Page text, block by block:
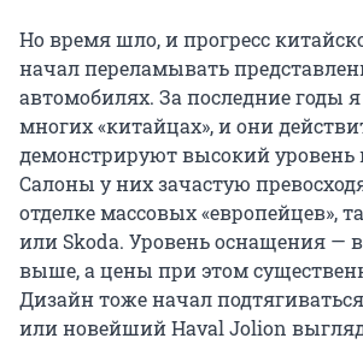
Но время шло, и прогресс
начал переламывать
автомобилях. За последние годы
многих «китайцах», и они
демонстрируют высокий уровень
Салоны у них зачастую
отделке массовых «европейцев»,
или Skoda. Уровень оснащения —
выше, а цены при этом
Дизайн тоже начал
или новейший Haval Jolion